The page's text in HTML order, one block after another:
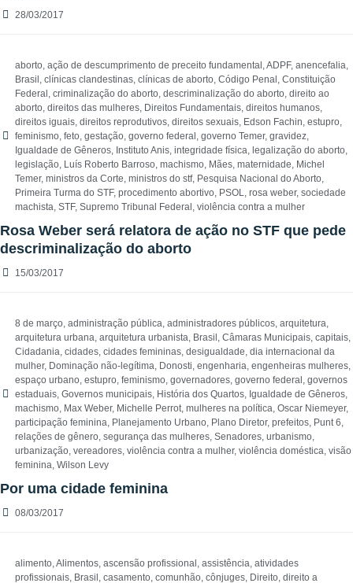
28/03/2017
aborto, ação de descumprimento de preceito fundamental ,ADPF, anencefalia,
Brasil , clínicas clandestinas, clínicas de aborto, Código Penal , Constituição
Federal , criminalização do aborto, descriminalização do aborto, direito ao
aborto, direitos das mulheres, Direitos Fundamentais, direitos humanos,
direitos iguais, direitos reprodutivos, direitos sexuais, Edson Fachin, estupro,
feminismo, feto, gestação, governo federal , governo Temer, gravidez,
Igualdade de Gêneros, Instituto Anis, integridade física, legalização do aborto,
legislação, Luís Roberto Barroso, machismo, Mães, maternidade, Michel
Temer, ministros da Corte, ministros do stf, Pesquisa Nacional do Aborto,
Primeira Turma do STF, procedimento abortivo, PSOL, rosa weber, sociedade
machista, STF, Supremo Tribunal Federal , violência contra a mulher
Rosa Weber será relatora de ação no STF que pede
descriminalização do aborto
15/03/2017
8 de março, administração pública, administradores públicos, arquitetura,
arquitetura urbana, arquitetura urbanista, Brasil , Câmaras Municipais, capitais,
Cidadania, cidades, cidades femininas, desigualdade, dia internacional da
mulher, Dominação não-legítima, Donosti, engenharia, engenheiras mulheres,
espaço urbano, estupro, feminismo, governadores, governo federal , governos
estaduais, Governos municipais, História dos Quartos, Igualdade de Gêneros,
machismo, Max Weber, Michelle Perrot, mulheres na política, Oscar Niemeyer,
participação feminina, Planejamento Urbano, Plano Diretor, prefeitos, Punt 6,
relações de gênero, segurança das mulheres, Senadores, urbanismo,
urbanização, vereadores, violência contra a mulher, violência doméstica, visão
feminina, Wilson Levy
Por uma cidade feminina
08/03/2017
alimento,Alimentos, ascensão profissional , assistência, atividades
profissionais, Brasil , casamento, comunhão, cônjuges, Direito, direito a